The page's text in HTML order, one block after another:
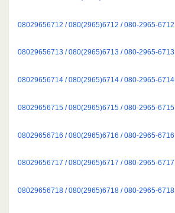
08029656712 / 080(2965)6712 / 080-2965-6712
08029656713 / 080(2965)6713 / 080-2965-6713
08029656714 / 080(2965)6714 / 080-2965-6714
08029656715 / 080(2965)6715 / 080-2965-6715
08029656716 / 080(2965)6716 / 080-2965-6716
08029656717 / 080(2965)6717 / 080-2965-6717
08029656718 / 080(2965)6718 / 080-2965-6718